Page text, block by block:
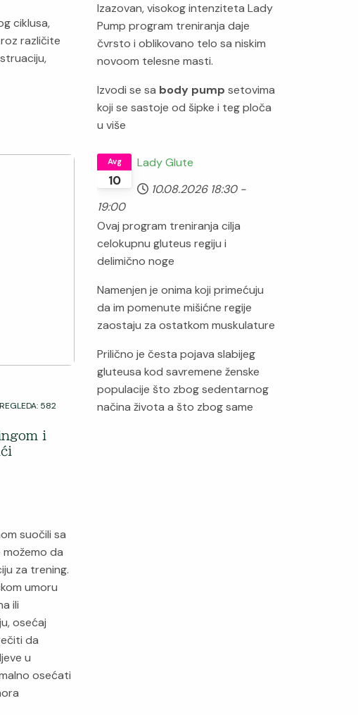
ciklusa,
različite
582
i
suočili sa
da
za trening.
umoru
ili
osećaj
da
u
osećati
Izazovan, visokog intenziteta Lady
Pump program treniranja daje
čvrsto i oblikovano telo sa niskim
novoom telesne masti.
Izvodi se sa body pump setovima
koji se sastoje od šipke i teg ploča
u više
10
Avg
Lady Glute
10.08.2026 18:30 -
19:00
Ovaj program treniranja cilja
celokupnu gluteus regiju i
delimično noge
Namenjen je onima koji primećuju
da im pomenute mišićne regije
zaostaju za ostatkom muskulature
Prilično je česta pojava slabijeg
gluteusa kod savremene ženske
populacije što zbog sedentarnog
načina života a što zbog same